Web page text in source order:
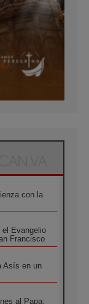
con la
el Evangelio
Francisco
Asís en un
al Papa: